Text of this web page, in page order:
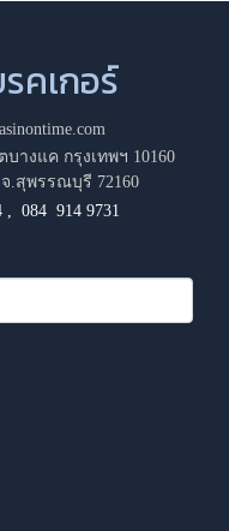
คเกอร์
างแค กรุงเทพฯ 10160
.สุพรรณบุรี 72160
,084 914 9731